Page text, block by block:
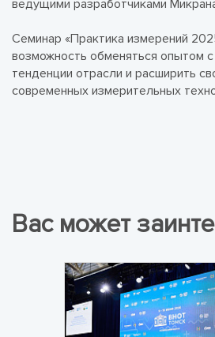
ведущими разработчиками
Семинар «Практика измерений
возможность обменяться опытом
тенденции отрасли и расширить
современных измерительных
Вас может